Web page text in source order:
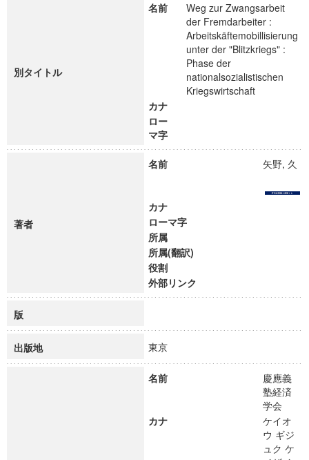
別タイトル
名前
Weg zur Zwangsarbeit
der Fremdarbeiter :
Arbeitskäftemobillisierung
unter der "Blitzkriegs" :
Phase der
nationalsozialistischen
Kriegswirtschaft
カナ
ロー
マ字
著者
名前 矢野, 久
カナ
ローマ字
所属
所属(翻訳)
役割
外部リンク
版
出版地 東京
名前
慶應義
塾経済
学会
カナ
ケイオ
ウ ギジ
ュク ケ